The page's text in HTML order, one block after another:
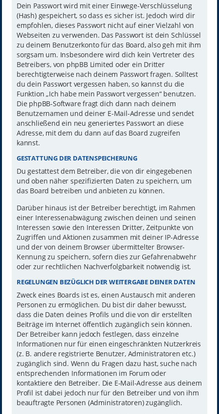
Dein Passwort wird mit einer Einwege-Verschlüsselung
(Hash) gespeichert, so dass es sicher ist. Jedoch wird dir
empfohlen, dieses Passwort nicht auf einer Vielzahl von
Webseiten zu verwenden. Das Passwort ist dein Schlüssel
zu deinem Benutzerkonto für das Board, also geh mit ihm
sorgsam um. Insbesondere wird dich kein Vertreter des
Betreibers, von phpBB Limited oder ein Dritter
berechtigterweise nach deinem Passwort fragen. Solltest
du dein Passwort vergessen haben, so kannst du die
Funktion „Ich habe mein Passwort vergessen“ benutzen.
Die phpBB-Software fragt dich dann nach deinem
Benutzernamen und deiner E-Mail-Adresse und sendet
anschließend ein neu generiertes Passwort an diese
Adresse, mit dem du dann auf das Board zugreifen
kannst.
GESTATTUNG DER DATENSPEICHERUNG
Du gestattest dem Betreiber, die von dir eingegebenen
und oben näher spezifizierten Daten zu speichern, um
das Board betreiben und anbieten zu können.
Darüber hinaus ist der Betreiber berechtigt, im Rahmen
einer Interessenabwägung zwischen deinen und seinen
Interessen sowie den Interessen Dritter, Zeitpunkte von
Zugriffen und Aktionen zusammen mit deiner IP-Adresse
und der von deinem Browser übermittelter Browser-
Kennung zu speichern, sofern dies zur Gefahrenabwehr
oder zur rechtlichen Nachverfolgbarkeit notwendig ist.
REGELUNGEN BEZÜGLICH DER WEITERGABE DEINER DATEN
Zweck eines Boards ist es, einen Austausch mit anderen
Personen zu ermöglichen. Du bist dir daher bewusst,
dass die Daten deines Profils und die von dir erstellten
Beiträge im Internet öffentlich zugänglich sein können.
Der Betreiber kann jedoch festlegen, dass einzelne
Informationen nur für einen eingeschränkten Nutzerkreis
(z. B. andere registrierte Benutzer, Administratoren etc.)
zugänglich sind. Wenn du Fragen dazu hast, suche nach
entsprechenden Informationen im Forum oder
kontaktiere den Betreiber. Die E-Mail-Adresse aus deinem
Profil ist dabei jedoch nur für den Betreiber und von ihm
beauftragte Personen (Administratoren) zugänglich.